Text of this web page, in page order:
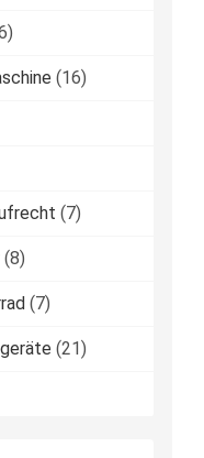
(16)
(7)
(8)
(7)
(21)